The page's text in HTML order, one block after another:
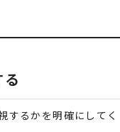
するかを明確にしてく